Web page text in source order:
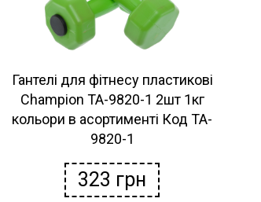
Гантелі для фітнесу пластикові
Champion TA-9820-1 2шт 1кг
кольори в асортименті Код TA-
9820-1
323 грн